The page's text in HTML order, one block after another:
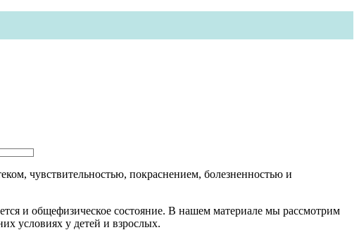
чувствительностью, покраснением, болезненностью и
и общефизическое состояние. В нашем материале мы рассмотрим
условиях у детей и взрослых.